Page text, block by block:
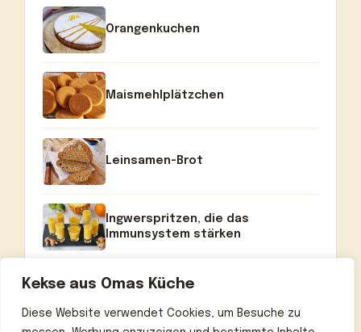
Kekse aus Omas Küche
Diese Website verwendet Cookies, um Besuche zu
Orangenkuchen
Maismehlplätzchen
Leinsamen-Brot
Ingwerspritzen, die das
Immunsystem stärken